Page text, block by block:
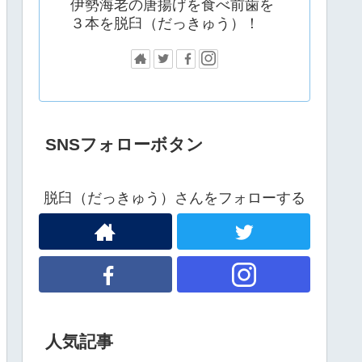
伊勢海老の唐揚げを食べ前歯を
３本を脱臼（だっきゅう）！
SNSフォローボタン
脱臼（だっきゅう）さんをフォローする
人気記事